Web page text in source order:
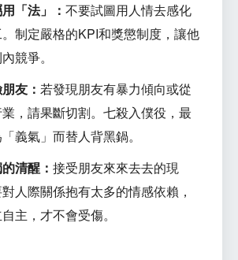
「法」： 不要試圖用人情去感化
制定嚴格的KPI和獎懲制度，讓他
競爭。
友： 若發現朋友有暴力傾向或從
，請果斷切割。七殺入僕役，最
義氣」而替人背黑鍋。
清醒： 接受朋友來來去去的現
人際關係抱有太多的情感依賴，
主，才不會受傷。